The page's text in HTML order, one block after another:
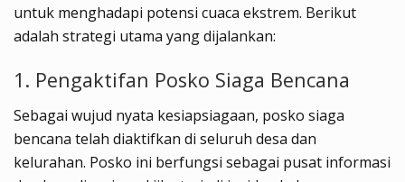
untuk menghadapi potensi cuaca ekstrem. Berikut
adalah strategi utama yang dijalankan:
1. Pengaktifan Posko Siaga Bencana
Sebagai wujud nyata kesiapsiagaan, posko siaga
bencana telah diaktifkan di seluruh desa dan
kelurahan. Posko ini berfungsi sebagai pusat informasi